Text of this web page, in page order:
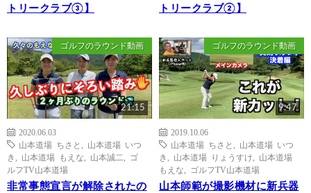
トリークラブ③】
トリークラブ②】
ゴルフのラウンド動画
21:15
2020.06.03
山本道場 ちさと
山本道場 いつ
き
山本道場 もえな 山本誠二
ゴ
ルフTV山本道場
非常事態宣言が解除されたの
ゴルフのラウンド動画
9:47
2019.10.06
山本道場 ちさと
山本道場 いつ
き
山本道場 りょうすけ
山本道場
もえな
ゴルフTV山本道場
山本師範が撮影機材に新兵器